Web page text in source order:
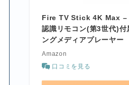
Fire TV Stick 4K Max –
認識リモコン(第3世代)付
ングメディアプレーヤー
Amazon
口コミを見る